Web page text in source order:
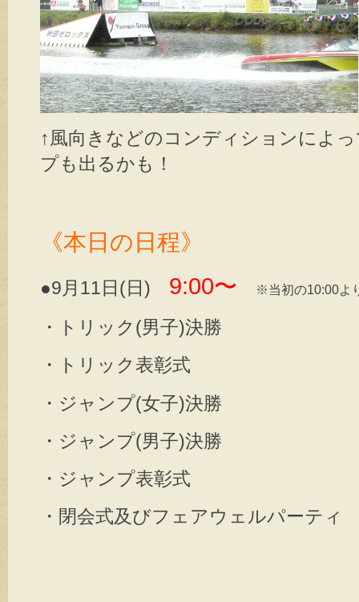
↑風向きなどのコンディションによ
プも出るかも！
《本日の日程》
●9月11日(日) 9:00〜 ※当初の10:00よ
・トリック(男子)決勝
・トリック表彰式
・ジャンプ(女子)決勝
・ジャンプ(男子)決勝
・ジャンプ表彰式
・閉会式及びフェアウェルパーテ